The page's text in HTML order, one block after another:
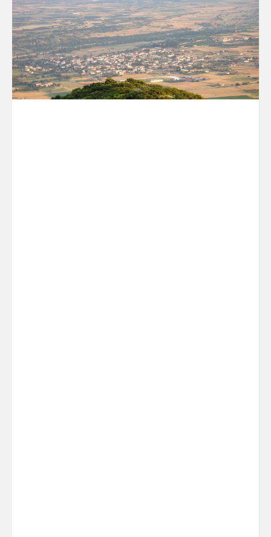
γειτονικές χώρες και οποιοδήποτε πυρηνικό
ατύχημα θα έχει εφιαλτικά αποτελέσματα.